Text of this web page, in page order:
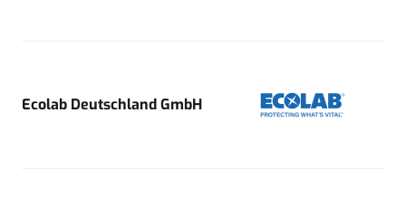
Ecolab Deutschland GmbH